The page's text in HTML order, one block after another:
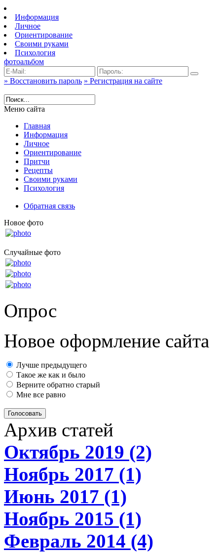
Информация
Личное
Ориентирование
Своими руками
Психология
фотоальбом
» Восстановить пароль » Регистрация на сайте
Меню сайта
Главная
Информация
Личное
Ориентирование
Притчи
Рецепты
Своими руками
Психология
Обратная связь
Новое фото
Случайные фото
Опрос
Новое оформление сайта
Лучше предыдущего
Такое же как и было
Верните обратно старый
Мне все равно
Голосовать
Архив статей
Октябрь 2019 (2)
Ноябрь 2017 (1)
Июнь 2017 (1)
Ноябрь 2015 (1)
Февраль 2014 (4)